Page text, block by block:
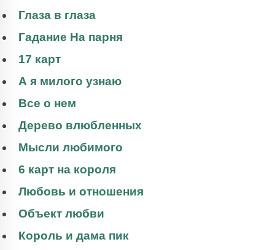
Глаза в глаза
Гадание На парня
17 карт
А я милого узнаю
Все о нем
Дерево влюбленных
Мысли любимого
6 карт на короля
Любовь и отношения
Объект любви
Король и дама пик